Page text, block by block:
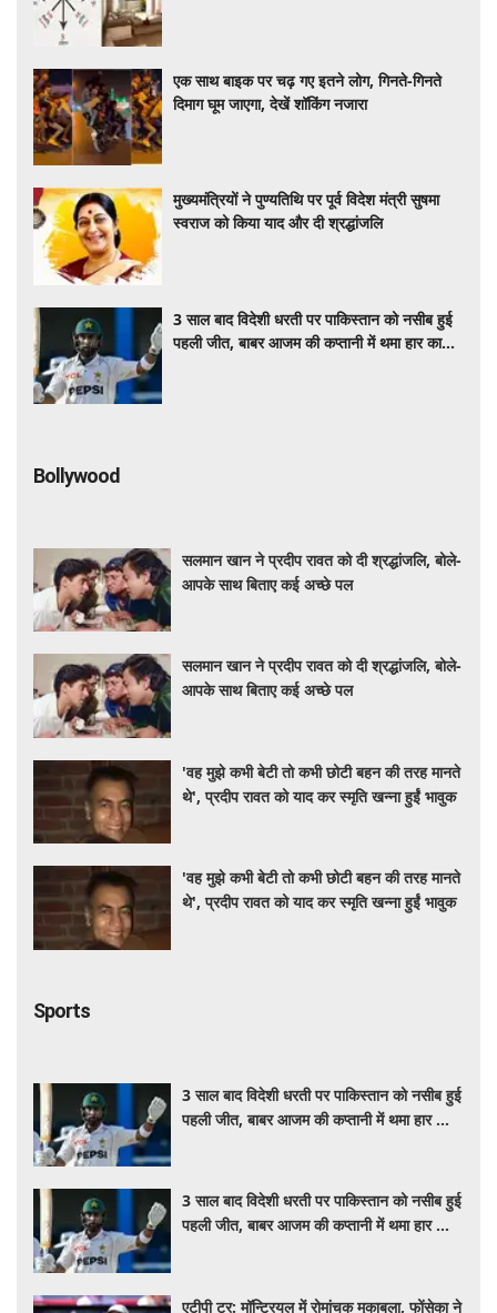
एक साथ बाइक पर चढ़ गए इतने लोग, गिनते-गिनते
दिमाग घूम जाएगा, देखें शॉकिंग नजारा
मुख्यमंत्रियों ने पुण्यतिथि पर पूर्व विदेश मंत्री सुषमा
स्वराज को किया याद और दी श्रद्धांजलि
3 साल बाद विदेशी धरती पर पाकिस्तान को नसीब हुई
पहली जीत, बाबर आजम की कप्तानी में थमा हार का
Bollywood
सलमान खान ने प्रदीप रावत को दी श्रद्धांजलि, बोले-
आपके साथ बिताए कई अच्छे पल
सलमान खान ने प्रदीप रावत को दी श्रद्धांजलि, बोले-
आपके साथ बिताए कई अच्छे पल
'वह मुझे कभी बेटी तो कभी छोटी बहन की तरह मानते
थे', प्रदीप रावत को याद कर स्मृति खन्ना हुईं भावुक
'वह मुझे कभी बेटी तो कभी छोटी बहन की तरह मानते
थे', प्रदीप रावत को याद कर स्मृति खन्ना हुईं भावुक
Sports
3 साल बाद विदेशी धरती पर पाकिस्तान को नसीब हुई
पहली जीत, बाबर आजम की कप्तानी में थमा हार का
3 साल बाद विदेशी धरती पर पाकिस्तान को नसीब हुई
पहली जीत, बाबर आजम की कप्तानी में थमा हार का
एटीपी टूर: मॉन्ट्रियल में रोमांचक मुकाबला, फोंसेका ने